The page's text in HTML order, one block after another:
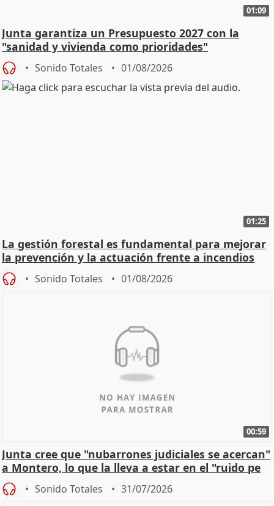
01:09
Junta garantiza un Presupuesto 2027 con la
"sanidad y vivienda como prioridades"
Sonido Totales 01/08/2026
01:25
La gestión forestal es fundamental para mejorar
la prevención y la actuación frente a incendios
Sonido Totales 01/08/2026
00:59
Junta cree que "nubarrones judiciales se acercan"
a Montero, lo que la lleva a estar en el "ruido pe
Sonido Totales 31/07/2026